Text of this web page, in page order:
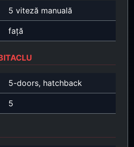
5 viteză manuală
față
5-doors, hatchback
5